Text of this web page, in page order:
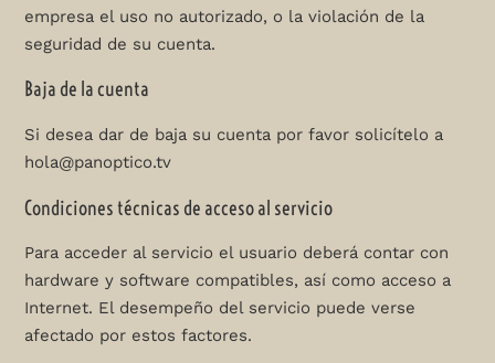
empresa el uso no autorizado, o la violación de la
seguridad de su cuenta.
Baja de la cuenta
Si desea dar de baja su cuenta por favor solicítelo a
hola@panoptico.tv
Condiciones técnicas de acceso al servicio
Para acceder al servicio el usuario deberá contar con
hardware y software compatibles, así como acceso a
Internet. El desempeño del servicio puede verse
afectado por estos factores.